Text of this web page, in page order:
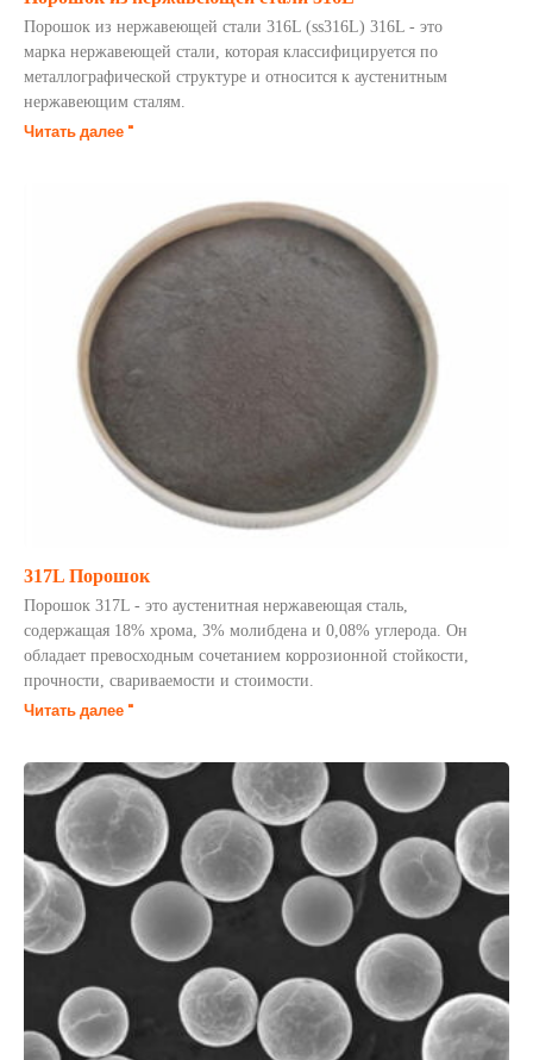
Порошок из нержавеющей стали 316L (ss316L) 316L - это
марка нержавеющей стали, которая классифицируется по
металлографической структуре и относится к аустенитным
нержавеющим сталям.
Читать далее "
317L Порошок
Порошок 317L - это аустенитная нержавеющая сталь,
содержащая 18% хрома, 3% молибдена и 0,08% углерода. Он
обладает превосходным сочетанием коррозионной стойкости,
прочности, свариваемости и стоимости.
Читать далее "